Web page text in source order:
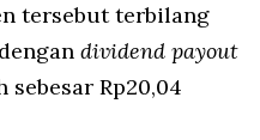
tersebut terbilang
dividend payout
sebesar Rp20,04